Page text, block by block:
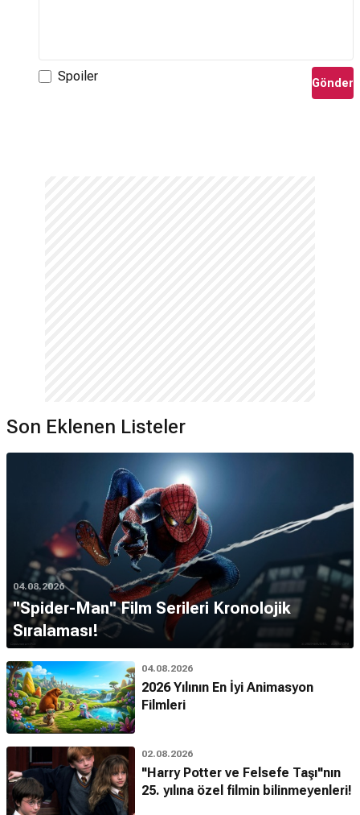
Spoiler Gönder
Son Eklenen Listeler
04.08.2026
''Spider-Man'' Film Serileri Kronolojik
Sıralaması!
04.08.2026
2026 Yılının En İyi Animasyon
Filmleri
02.08.2026
"Harry Potter ve Felsefe Taşı"nın
25. yılına özel filmin bilinmeyenleri!